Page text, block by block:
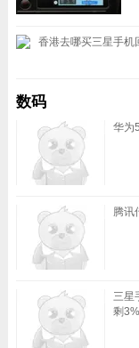
香港去哪买三星手机
数码
华为
腾讯
三星
剩3%